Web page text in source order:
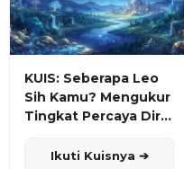
KUIS: Seberapa Leo
Sih Kamu? Mengukur
Tingkat Percaya Diri
Ikuti Kuisnya ➔